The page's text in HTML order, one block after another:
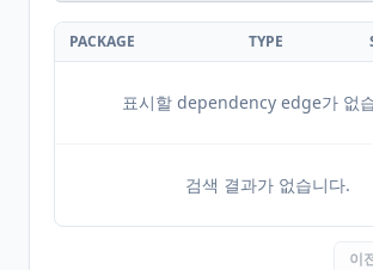
PACKAGE TYPE
표시할 dependency edge가 없
검색 결과가 없습니다.
이